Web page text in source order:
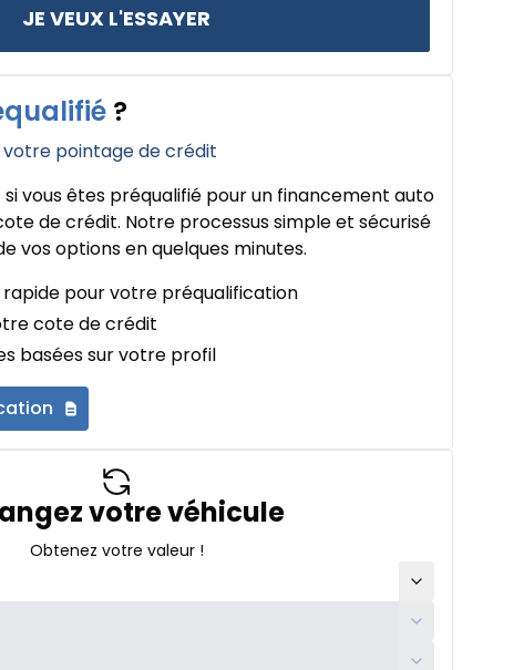
JE VEUX L'ESSAYER
?
pointage de crédit
vous êtes préqualifié pour un financement auto
de crédit. Notre processus simple et sécurisé
vos options en quelques minutes.
pour votre préqualification
cote de crédit
basées sur votre profil
votre véhicule
Obtenez votre valeur !